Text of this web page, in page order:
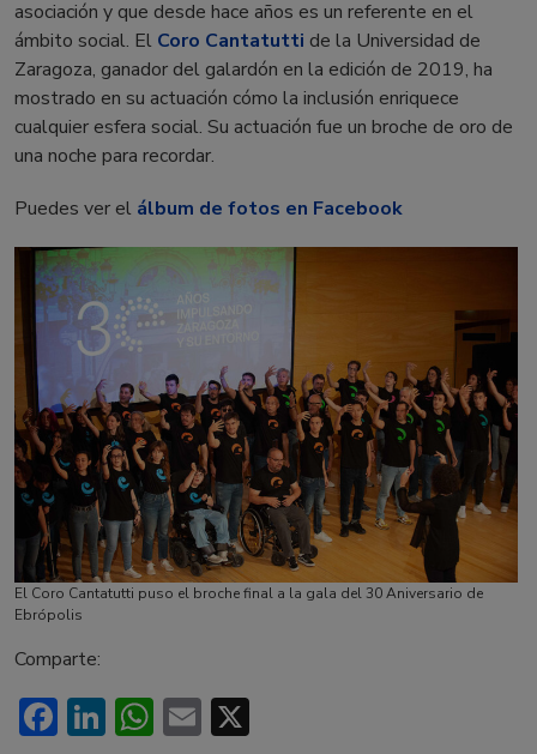
asociación y que desde hace años es un referente en el
ámbito social. El Coro Cantatutti de la Universidad de
Zaragoza, ganador del galardón en la edición de 2019, ha
mostrado en su actuación cómo la inclusión enriquece
cualquier esfera social. Su actuación fue un broche de oro de
una noche para recordar.
Puedes ver el álbum de fotos en Facebook
El Coro Cantatutti puso el broche final a la gala del 30 Aniversario de
Ebrópolis
Comparte:
Facebook
LinkedIn
WhatsApp
Email